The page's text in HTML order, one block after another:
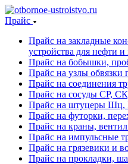
Прайс
Прайс на закладные
устройства для нефти и
Прайс на бобышки,
Прайс на узлы обвязки
Прайс на соединения
Прайс на сосуды СР,
Прайс на штуцеры
Прайс на футорки,
Прайс на краны,
Прайс на импульсные
Прайс на грязевики и
Прайс на прокладки,